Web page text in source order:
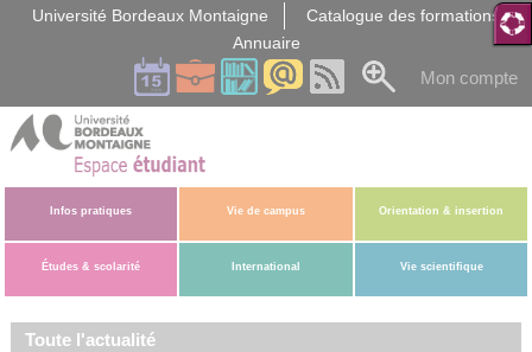
Université Bordeaux Montaigne
Catalogue des formations
Annuaire
Mon compte
Infos pratiques Vie de campus Orientation & insertion
Études & scolarité International Vie scientifique
Toute l'actualité
Gestion des cookies